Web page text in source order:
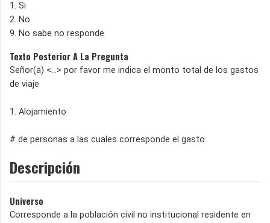
1. Si
2. No
9. No sabe no responde
Texto Posterior A La Pregunta
Señor(a) <...> por favor me indica el monto total de los gastos
de viaje
1. Alojamiento
# de personas a las cuales corresponde el gasto
Descripción
Universo
Corresponde a la población civil no institucional residente en